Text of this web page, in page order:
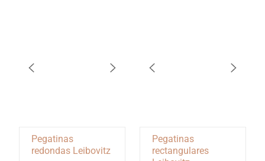
Pegatinas
redondas Leibovitz
Pegatinas
rectangulares